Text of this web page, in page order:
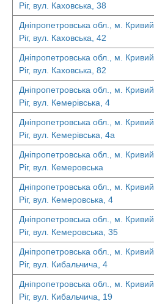
Ріг, вул. Каховська, 38
Дніпропетровська обл., м. Кривий
Ріг, вул. Каховська, 42
Дніпропетровська обл., м. Кривий
Ріг, вул. Каховська, 82
Дніпропетровська обл., м. Кривий
Ріг, вул. Кемерівська, 4
Дніпропетровська обл., м. Кривий
Ріг, вул. Кемерівська, 4а
Дніпропетровська обл., м. Кривий
Ріг, вул. Кемеровська
Дніпропетровська обл., м. Кривий
Ріг, вул. Кемеровська, 4
Дніпропетровська обл., м. Кривий
Ріг, вул. Кемеровська, 35
Дніпропетровська обл., м. Кривий
Ріг, вул. Кибальчича, 4
Дніпропетровська обл., м. Кривий
Ріг, вул. Кибальчича, 19